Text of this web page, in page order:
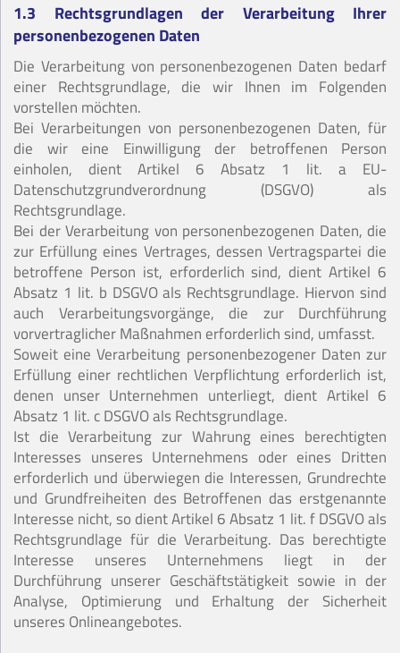
1.3 Rechtsgrundlagen der Verarbeitung Ihrer
personenbezogenen Daten
Die Verarbeitung von personenbezogenen Daten bedarf
einer Rechtsgrundlage, die wir Ihnen im Folgenden
vorstellen möchten.
Bei Verarbeitungen von personenbezogenen Daten, für
die wir eine Einwilligung der betroffenen Person
einholen, dient Artikel 6 Absatz 1 lit. a EU-
Datenschutzgrundverordnung (DSGVO) als
Rechtsgrundlage.
Bei der Verarbeitung von personenbezogenen Daten, die
zur Erfüllung eines Vertrages, dessen Vertragspartei die
betroffene Person ist, erforderlich sind, dient Artikel 6
Absatz 1 lit. b DSGVO als Rechtsgrundlage. Hiervon sind
auch Verarbeitungsvorgänge, die zur Durchführung
vorvertraglicher Maßnahmen erforderlich sind, umfasst.
Soweit eine Verarbeitung personenbezogener Daten zur
Erfüllung einer rechtlichen Verpflichtung erforderlich ist,
denen unser Unternehmen unterliegt, dient Artikel 6
Absatz 1 lit. c DSGVO als Rechtsgrundlage.
Ist die Verarbeitung zur Wahrung eines berechtigten
Interesses unseres Unternehmens oder eines Dritten
erforderlich und überwiegen die Interessen, Grundrechte
und Grundfreiheiten des Betroffenen das erstgenannte
Interesse nicht, so dient Artikel 6 Absatz 1 lit. f DSGVO als
Rechtsgrundlage für die Verarbeitung. Das berechtigte
Interesse unseres Unternehmens liegt in der
Durchführung unserer Geschäftstätigkeit sowie in der
Analyse, Optimierung und Erhaltung der Sicherheit
unseres Onlineangebotes.